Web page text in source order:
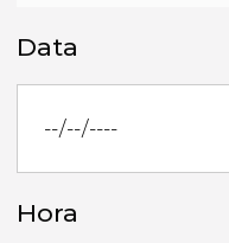
Data
Hora